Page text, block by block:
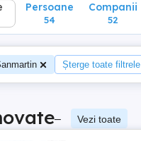
Persoane
54
Companii
52
Șterge toate filtrele
– Vezi toate